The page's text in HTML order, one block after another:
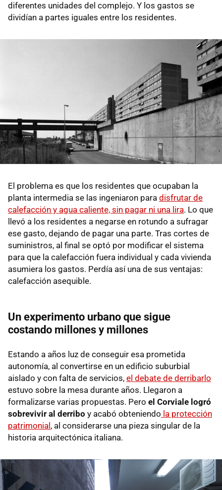
diferentes unidades del complejo. Y los gastos se
dividían a partes iguales entre los residentes.
El problema es que los residentes que ocupaban la
planta intermedia se las ingeniaron para disfrutar de
calefacción y agua caliente, sin pagar ni una lira. Lo que
llevó a los residentes a negarse en rotundo a sufragar
ese gasto, dejando de pagar una parte. Tras cortes de
suministros, al final se optó por modificar el sistema
para que la calefacción fuera individual y cada vivienda
asumiera los gastos. Perdía así una de sus ventajas:
calefacción asequible.
Un experimento urbano que sigue
costando millones y millones
Estando a años luz de conseguir esa prometida
autonomía, al convertirse en un edificio suburbial
aislado y con falta de servicios, el debate de derribarlo
estuvo sobre la mesa durante años. Llegaron a
formalizarse varias propuestas. Pero el Corviale logró
sobrevivir al derribo y acabó obteniendo la protección
patrimonial, al considerarse una pieza singular de la
historia arquitectónica italiana.